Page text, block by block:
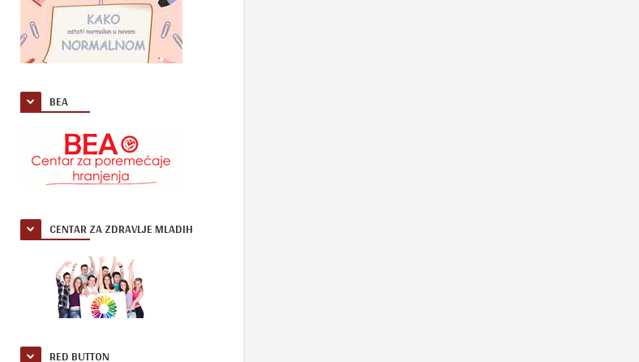
BEA
CENTAR ZA ZDRAVLJE MLADIH
RED BUTTON